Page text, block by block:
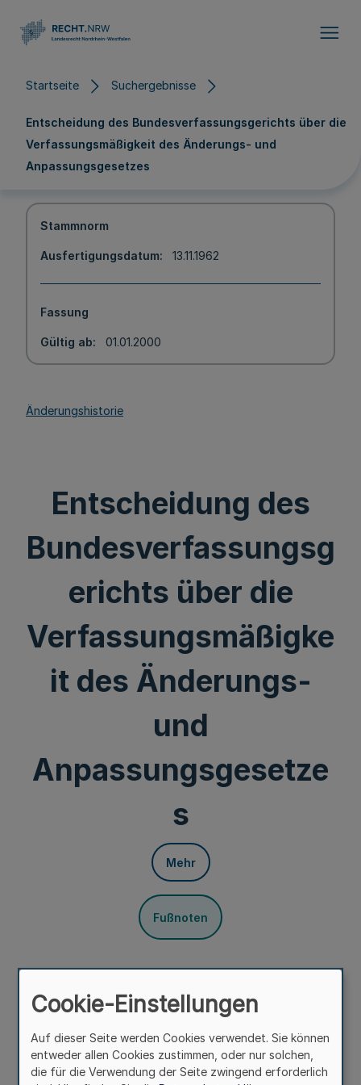
Startseite Suchergebnisse
Entscheidung des Bundesverfassungsgerichts über die
Verfassungsmäßigkeit des Änderungs- und
Anpassungsgesetzes
Stammnorm
Ausfertigungsdatum 13.11.1962
Fassung
Gültig ab 01.01.2000
Änderungshistorie
Entscheidung des
Bundesverfassungsg
erichts über die
Verfassungsmäßigke
it des Änderungs-
und
Anpassungsgesetze
s
Mehr
Fußnoten
Aus dem Beschluß des Bundesverfassungsgerichts - 2
wegen verfassungsrechtlicher Prüfung
des § 6 Abs. 1 Satz 2 des nordrhein-westfälischen
Cookie-Einstellungen
Auf dieser Seite werden Cookies verwendet. Sie können
entweder allen Cookies zustimmen, oder nur solchen,
die für die Verwendung der Seite zwingend erforderlich